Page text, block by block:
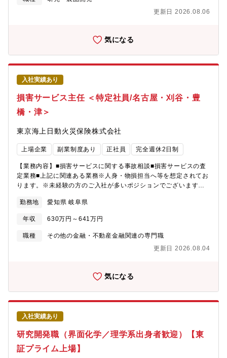
世代）の製品化を目標に、パッケージ基板の全製造工程を対象
枠にとらわれず幅広い業界の最先端技術を柔軟に取り入れなが
ら、ゼロベースで材料や構造設計など製品開発からプロセス開発
まで幅広くご担当いただきます。【具体的な業務内容】①技術探
索・実験評価・展示会、論文調査、各種メーカーなどの社外パー
トナー企業を通じて最先端の技術を探索・新製品への適応性を検
証するための実験および評価②量産化への橋渡し・開発した新技
術を生産部門と連携し、実際の生産ラインを活用して評価・検
証・スムーズな量産化に向けたプロセスの確立【配属部門】電子
事業本部 技術統括部 要素技術部（247名） 要素技術0G（8名）
術開発に携わることが可能です。・デバイスメーカーであるた
め、デバイスに必要となる全プロセスの技術を社内に持ってお
り、技術基盤が広く自身のスキルも広げていくことが可能で
め、設備以外の部分で品質・性能による差別化の余地が大きく、
自社の技術で製品優位性を作り出すことが可能です。【企業概
要】同社は水力発電を祖業とし、起業から110年以上の歴史を持つ
岐阜県大垣市の企業です。電気化学工業、メラミン化粧板、プリ
とともに事業を展開してきました。現在では、半導体には欠かせ
製品など、世界トップクラスの企業から選ばれる企業に成長を遂
げている「技術開発型企業」です。特に半導体パッケージ基板
対応する技術力で世界中の主要企業から高く評価されています。
ワイト500」(経産省) 2017年より10年連続認定取
経営銘柄」に初選定「ワークライフバランスエクセレント企業」
(岐阜県) 2018年に認定取得【大垣市の魅力】田舎過ぎず都会過
ぎず、どちらの楽しみ方もできることから近年は移住者に人気の
更新日 2026.08.06
気になる
入社実績あり
損害サービス主任 ＜特定社員/名古屋・刈谷・豊
橋・津＞
東京海上日動火災保険株式会社
上場企業 副業制度あり 正社員 完全週休2日制
【業務内容】■損害サービスに関する事故相談■損害サービスの査
定業務■上記に関連ある業務※人身・物損担当へ等を想定されてお
ります。※未経験の方のご入社が多いポジションでございます。
ービスとは】事故発生～保険金のお支払いまでを担当します。お
客様が万が一の事故にあわれた際に、「高い専門性を発揮しなが
らお客様に安心と安全をお届けする」という高品質の損害サービ
スをご提供するため、様々な取り組みを行っています。【雇用形
社の弊社損害サービス主任の募集は、現時点で以下を予定してお
勤務地 愛知県 岐阜県
年収 630万円～641万円
職種
その他の金融・不動産金融関連の専門職
更新日 2026.08.04
気になる
入社実績あり
研究開発職（界面化学／理学系出身者歓迎）【東
証プライム上場】